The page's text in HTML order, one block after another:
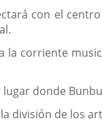
con el
la corriente
donde
división de los